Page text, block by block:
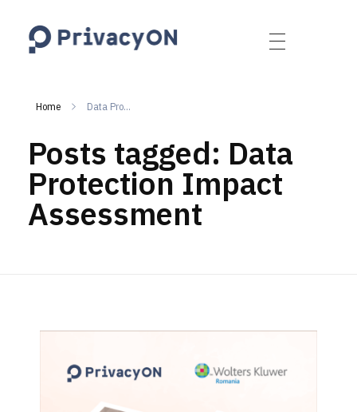
Home Data Pro...
Posts tagged: Data
Protection Impact
Assessment